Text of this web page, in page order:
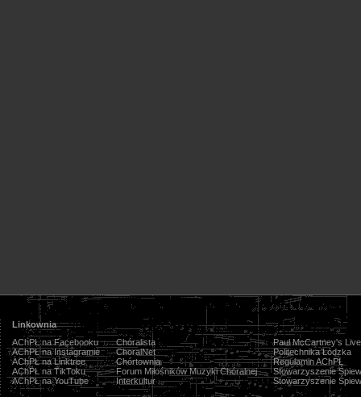
Linkownia
AChPŁ na Facebooku
AChPŁ na Instagramie
AChPŁ na Linktree
AChPŁ na TikToku
AChPŁ na YouTube
Chóralista
ChoralNet
Chórtownia
Forum Miłośników Muzyki Chóralnej
Interkultur
Paul McCartney's
Politechnika Łódzka
Regulamin AChPŁ
Stowarzyszenie
Stowarzyszenie